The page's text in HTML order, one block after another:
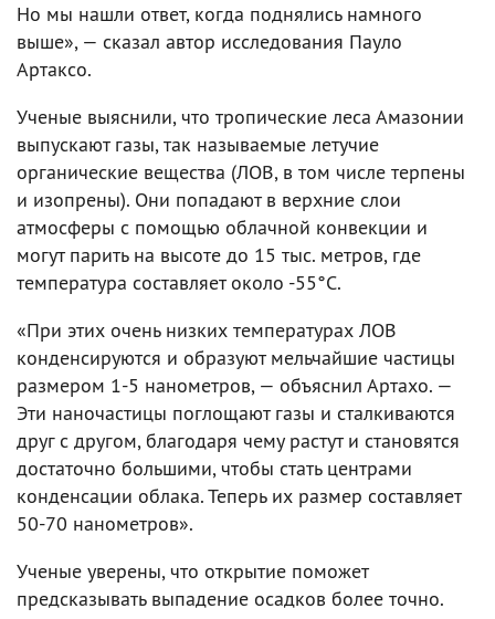
Но мы нашли ответ, когда поднялись намного
выше», — сказал автор исследования Пауло
Артаксо.
Ученые выяснили, что тропические леса Амазонии
выпускают газы, так называемые летучие
органические вещества (ЛОВ, в том числе терпены
и изопрены). Они попадают в верхние слои
атмосферы с помощью облачной конвекции и
могут парить на высоте до 15 тыс. метров, где
температура составляет около -55°C.
«При этих очень низких температурах ЛОВ
конденсируются и образуют мельчайшие частицы
размером 1-5 нанометров, — объяснил Артахо. —
Эти наночастицы поглощают газы и сталкиваются
друг с другом, благодаря чему растут и становятся
достаточно большими, чтобы стать центрами
конденсации облака. Теперь их размер составляет
50-70 нанометров».
Ученые уверены, что открытие поможет
предсказывать выпадение осадков более точно.